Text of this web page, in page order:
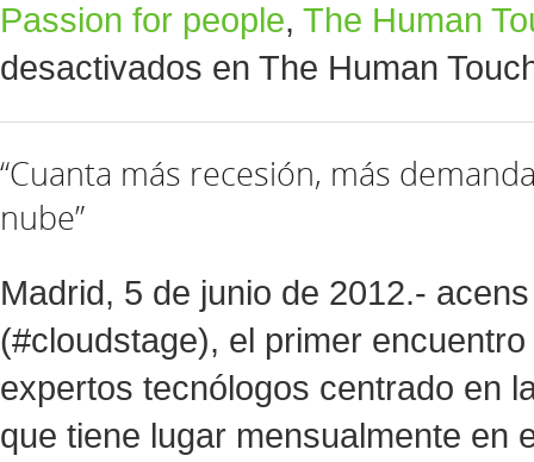
Passion for people, The Human
desactivados en The Human
“Cuanta más recesión, más
nube”
Madrid, 5 de junio de 2012.-
(#cloudstage), el primer
expertos tecnólogos centrado en
que tiene lugar mensualmente en